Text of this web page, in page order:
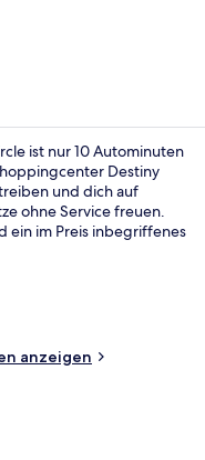
ist nur 10 Autominuten
Destiny
und dich auf
ohne Service freuen.
ein im Preis inbegriffenes
und Landmark
Personal
anzeigen